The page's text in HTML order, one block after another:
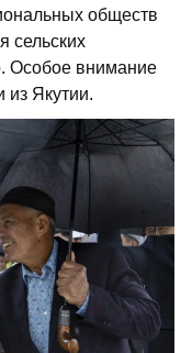
обществ
сельских
Особое внимание
из Якутии.